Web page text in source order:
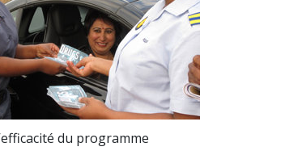
du programme